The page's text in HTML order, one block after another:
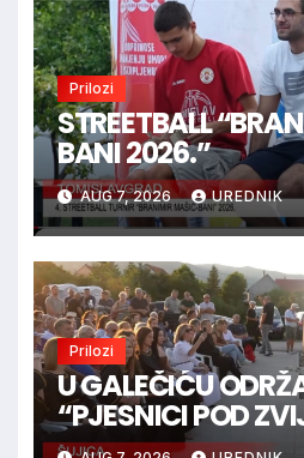
Prilozi
STREETBALL
BANI 2026.”
AUG 7, 2026 UREDNIK
Prilozi
U GALEČIĆU
“PJESNICI POD